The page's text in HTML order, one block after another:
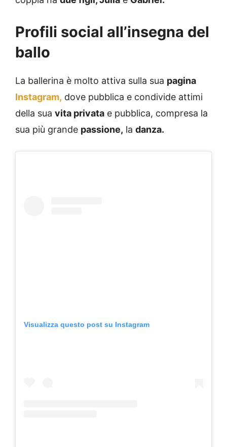
Profili social all’insegna del
ballo
La ballerina è molto attiva sulla sua pagina
Instagram, dove pubblica e condivide attimi
della sua vita privata e pubblica, compresa la
sua più grande passione, la danza.
Visualizza questo post su Instagram